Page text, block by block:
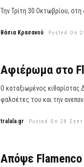
Την Τρίτη 30 Οκτωβρίου,
Βάσια Κρασανού Posted On
Ο καταξιωμένος κιθαρίστας
φαλσέτες του και την
tralala.gr Posted On 28
Απόψε Flamenco